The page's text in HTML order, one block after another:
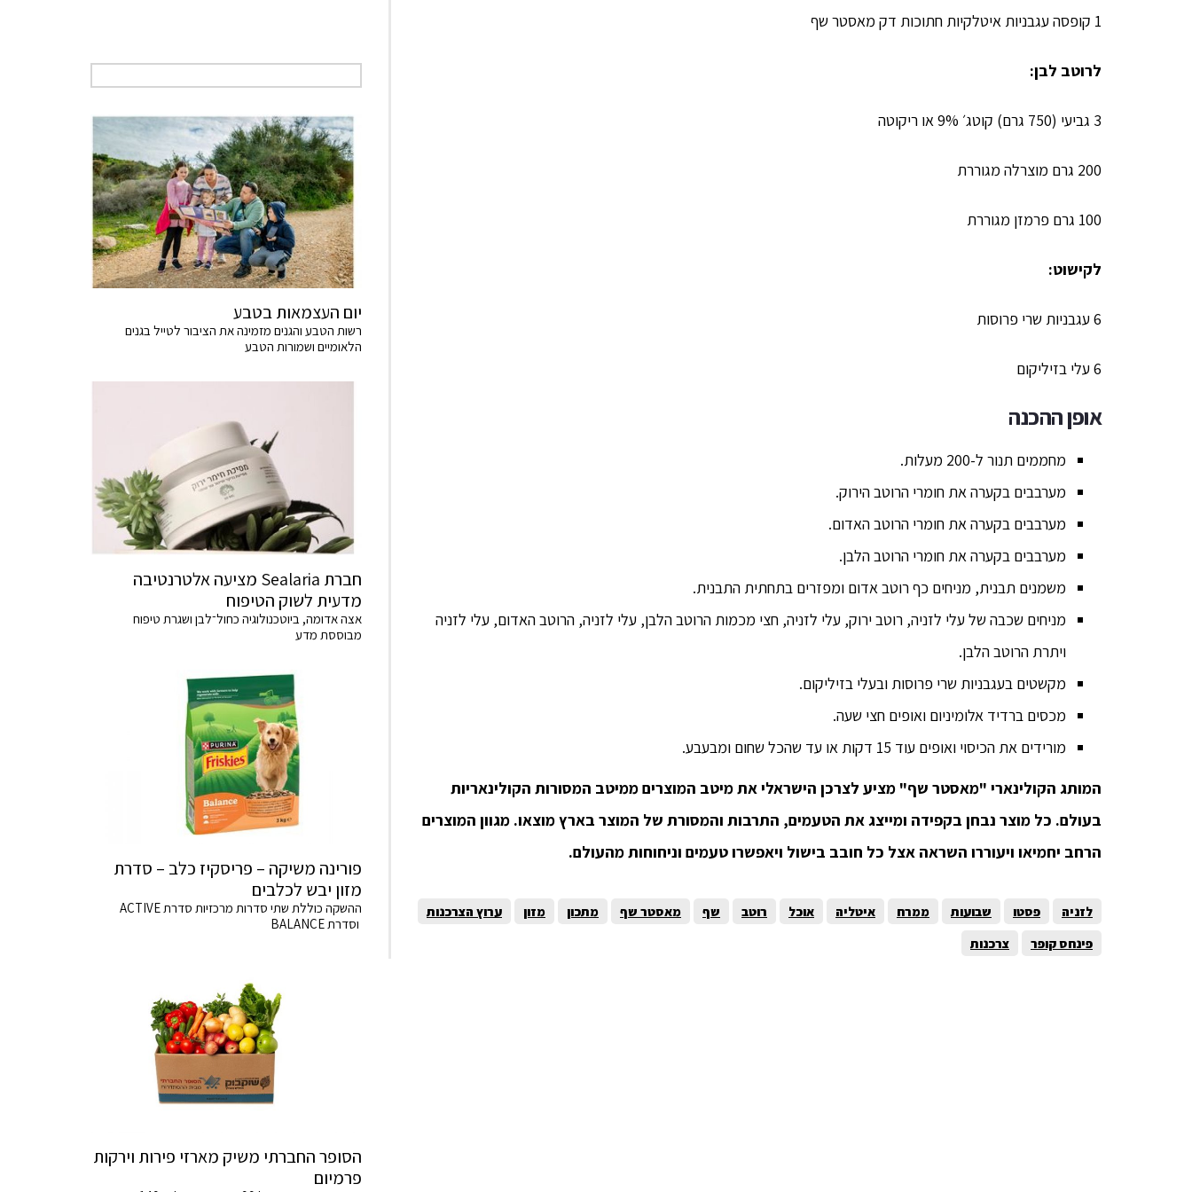
1 קופסה עגבניות איטלקיות חתוכות דק מאסטר שף
לרוטב לבן:
3 גביעי (750 גרם) קוטג׳ 9% או ריקוטה
200 גרם מוצרלה מגוררת
100 גרם פרמזן מגוררת
לקישוט:
6 עגבניות שרי פרוסות
6 עלי בזיליקום
אופן ההכנה
מחממים תנור ל-200 מעלות.
מערבבים בקערה את חומרי הרוטב הירוק.
מערבבים בקערה את חומרי הרוטב האדום.
מערבבים בקערה את חומרי הרוטב הלבן.
משמנים תבנית, מניחים כף רוטב אדום ומפזרים בתחתית התבנית.
מניחים שכבה של עלי לזניה, רוטב ירוק, עלי לזניה, חצי מכמות הרוטב הלבן, עלי לזניה, הרוטב האדום, עלי לזניה
ויתרת הרוטב הלבן.
מקשטים בעגבניות שרי פרוסות ובעלי בזיליקום.
מכסים ברדיד אלומיניום ואופים חצי שעה.
מורידים את הכיסוי ואופים עוד 15 דקות או עד שהכל שחום ומבעבע.
המותג הקולינארי "מאסטר שף" מציע לצרכן הישראלי את מיטב המוצרים ממיטב המסורות הקולינאריות
בעולם. כל מוצר נבחן בקפידה ומייצג את הטעמים, התרבות והמסורת של המוצר בארץ מוצאו. מגוון המוצרים
הרחב יחמיאו ויעוררו השראה אצל כל חובב בישול ויאפשרו טעמים וניחוחות מהעולם.
לזניה פסטו שבועות ממרח איטליה אוכל רוטב שף מאסטר שף מתכון מזון
ערוץ הצרכנות
פינחס קופר
צרכנות
יום העצמאות בטבע
רשות הטבע והגנים מזמינה את הציבור לטייל בגנים
הלאומיים ושמורות הטבע
חברת Sealaria מציעה אלטרנטיבה
מדעית לשוק הטיפוח
אצה אדומה, ביוטכנולוגיה כחול־לבן ושגרת טיפוח
מבוססת מדע
פורינה משיקה – פריסקיז כלב – סדרת
מזון יבש לכלבים
ההשקה כוללת שתי סדרות מרכזיות סדרת ACTIVE
וסדרת BALANCE
הסופר החברתי משיק מארזי פירות וירקות
פרמיום